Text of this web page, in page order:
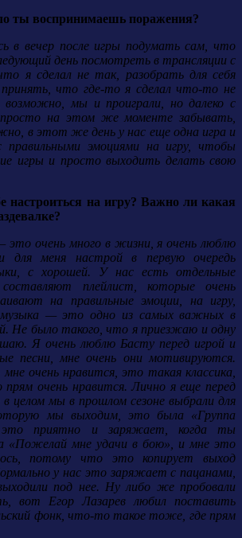
ты воспринимаешь поражения?
в вечер после игры подумать сам, что
день посмотреть в трансляции с
я сделал не так, разобрать для себя
что где-то я сделал что-то не
возможно, мы и проиграли, но далеко с
на этом же моменте забывать,
в этот же день у нас еще одна игра и
эмоциями на игру, чтобы
игры и просто выходить делать свою
настроиться на игру? Важно ли какая
это очень много в жизни, я очень люблю
для меня настрой в первую очередь
с хорошей. У нас есть отдельные
плейлист, которые очень
на правильные эмоции, на игру,
музыка — это одно из самых важных в
Не было такого, что я приезжаю и одну
Я очень люблю Басту перед игрой и
песни, мне очень они мотивируются.
очень нравится, это такая классика,
прям очень нравится. Лично я еще перед
целом мы в прошлом сезоне выбрали для
мы выходим, это была «Группа
это приятно и заряжает, когда ты
«Пожелай мне удачи в бою», и мне это
потому что это копирует выход
у нас это заряжает с пацанами,
под нее. Ну либо же пробовали
вот Егор Лазарев любил поставить
фонк, что-то такое тоже, где прям